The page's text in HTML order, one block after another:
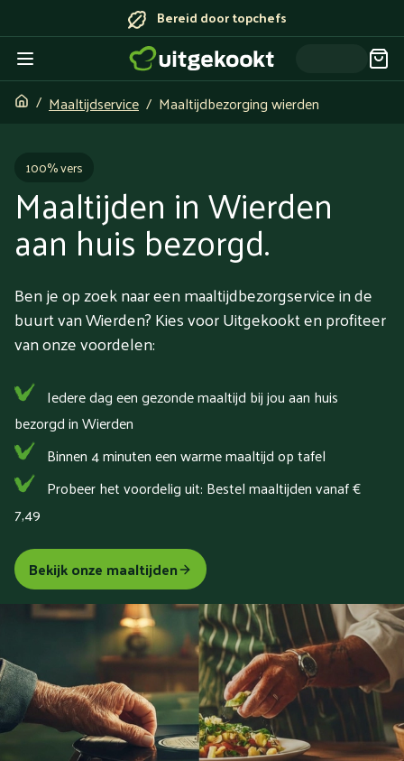
Bereid door topchefs
Maaltijdservice Maaltijdbezorging wierden
100% vers
Maaltijden in Wierden
aan huis bezorgd.
Ben je op zoek naar een maaltijdbezorgservice in de
buurt van Wierden? Kies voor Uitgekookt en profiteer
van onze voordelen:
Iedere dag een gezonde maaltijd bij jou aan huis
bezorgd in Wierden
Binnen 4 minuten een warme maaltijd op tafel
Probeer het voordelig uit: Bestel maaltijden vanaf €
7,49
Bekijk onze maaltijden